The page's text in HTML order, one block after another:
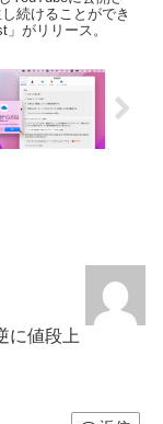
続けることができ
がリリース。
に値段上